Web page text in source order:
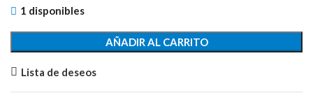
1 disponibles
de
Freno
Izquierdo
AÑADIR AL CARRITO
Lista de deseos